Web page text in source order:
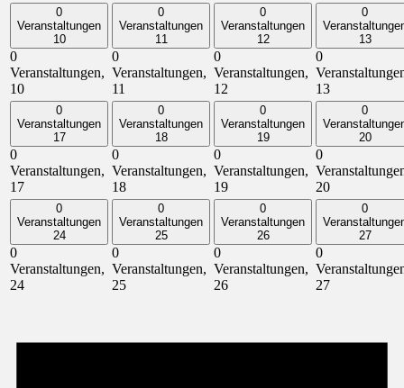
0
Veranstaltungen
10
0
Veranstaltungen,
10
0
Veranstaltungen
11
0
Veranstaltungen,
11
0
Veranstaltungen
12
0
Veranstaltungen,
12
0
13
0
13
0
Veranstaltungen
17
0
Veranstaltungen,
17
0
Veranstaltungen
18
0
Veranstaltungen,
18
0
Veranstaltungen
19
0
Veranstaltungen,
19
0
20
0
20
0
Veranstaltungen
24
0
Veranstaltungen,
24
0
Veranstaltungen
25
0
Veranstaltungen,
25
0
Veranstaltungen
26
0
Veranstaltungen,
26
0
27
0
27